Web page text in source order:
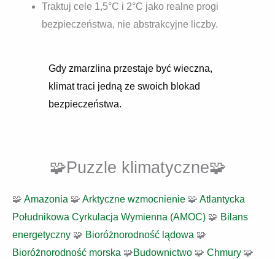
Traktuj cele 1,5°C i 2°C jako realne progi
bezpieczeństwa, nie abstrakcyjne liczby.
Gdy zmarzlina przestaje być wieczna,
klimat traci jedną ze swoich blokad
bezpieczeństwa.
🧩Puzzle klimatyczne🧩
🧩 Amazonia 🧩 Arktyczne wzmocnienie 🧩 Atlantycka
Południkowa Cyrkulacja Wymienna (AMOC) 🧩 Bilans
energetyczny 🧩 Bioróżnorodność lądowa 🧩
Bioróżnorodność morska 🧩Budownictwo 🧩 Chmury 🧩